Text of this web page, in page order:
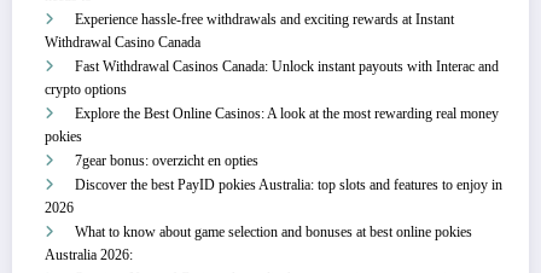
Experience hassle-free withdrawals and exciting rewards at Instant
Withdrawal Casino Canada
Fast Withdrawal Casinos Canada: Unlock instant payouts with Interac and
crypto options
Explore the Best Online Casinos: A look at the most rewarding real money
pokies
7gear bonus: overzicht en opties
Discover the best PayID pokies Australia: top slots and features to enjoy in
2026
What to know about game selection and bonuses at best online pokies
Australia 2026: